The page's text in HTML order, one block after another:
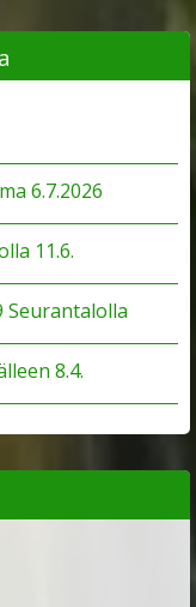
6.7.2026
11.6.
Seurantalolla
8.4.